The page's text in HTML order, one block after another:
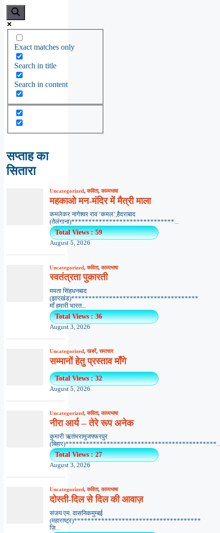
Exact matches only
Search in title
Search in content
सप्ताह का
सितारा
Uncategorized,कविता,काव्यभाषा
महकाओ मन-मंदिर में मैत्री माला
कमलेकर नागेश्वर राव ‘कमल’,हैदराबाद
(तेलंगाना)******************************...
Total Views : 59
August 5, 2026
Uncategorized,कविता,काव्यभाषा
स्वतंत्रता पुकारती
ममता सिंहधनबाद
(झारखंड)*************************************
माँ हमारी भारत...
Total Views : 36
August 3, 2026
Uncategorized,खबरें,समाचार
सम्मानों हेतु प्रस्ताव माँगे
Total Views : 32
August 5, 2026
Uncategorized,कविता,काव्यभाषा
नीरा आर्य – तेरे रूप अनेक
कुमारी ऋतंभरामुजफ्फरपुर
Total Views : 27
August 3, 2026
Uncategorized,कविता,काव्यभाषा
दोस्ती-दिल से दिल की आवाज़
संजय एम. वासनिकमुम्बई
(महाराष्ट्र)*************************************
ज़ि...